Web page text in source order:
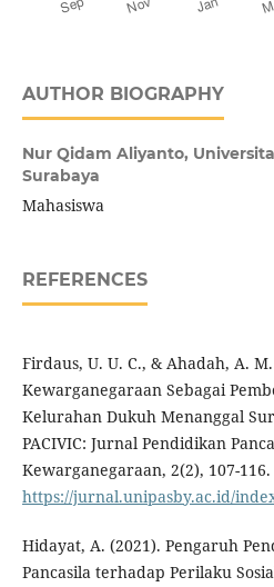
AUTHOR BIOGRAPHY
Nur Qidam Aliyanto,
Surabaya
Mahasiswa
REFERENCES
Firdaus, U. U. C., & Ahadah, A.
Kewarganegaraan Sebagai
Kelurahan Dukuh Menanggal
PACIVIC: Jurnal Pendidikan
Kewarganegaraan, 2(2), 107-116.
https://jurnal.unipasby.ac.id/
Hidayat, A. (2021). Pengaruh
Pancasila terhadap Perilaku